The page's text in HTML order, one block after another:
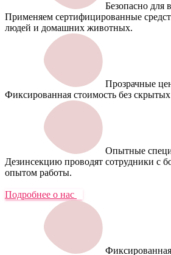
Безопасно для
Применяем сертифицированные
людей и домашних животных.
Прозрачные
Фиксированная стоимость без
Опытные
Дезинсекцию проводят сотрудники с
опытом работы.
Подробнее о нас